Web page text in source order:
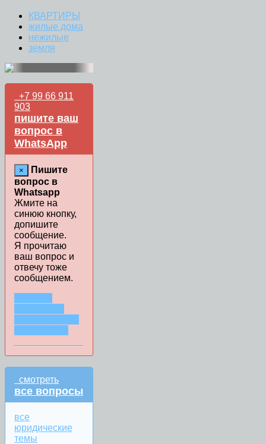
КВАРТИРЫ
жилые дома
нежилые
земля
+7 99 66 911
903
пишите ваш
вопрос в
WhatsApp
×
Пишите
вопрос в
Whatsapp
Жмите на
синюю кнопку,
допишите
сообщение.
Я прочитаю
ваш вопрос и
отвечу тоже
сообщением.
смотреть
все вопросы
все
юридические
темы